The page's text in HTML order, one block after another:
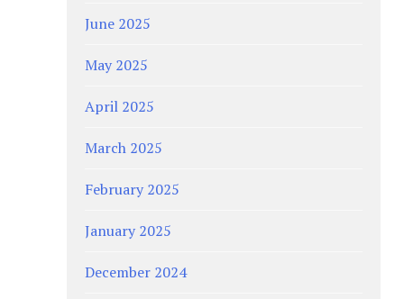
June 2025
May 2025
April 2025
March 2025
February 2025
January 2025
December 2024